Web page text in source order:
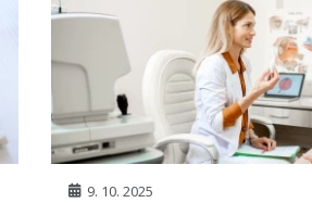
9. 10. 2025